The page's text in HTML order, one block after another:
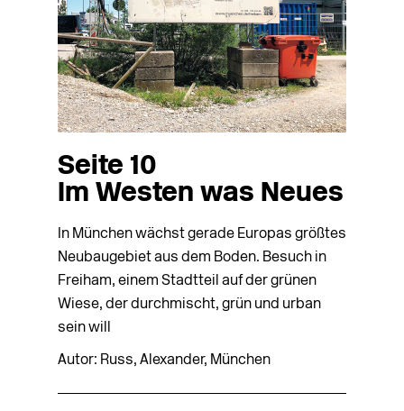
Seite 10
Im Westen was Neues
In München wächst gerade Europas größtes
Neubaugebiet aus dem Boden. Besuch in
Freiham, einem Stadtteil auf der grünen
Wiese, der durchmischt, grün und urban
sein will
Autor: Russ, Alexander, München